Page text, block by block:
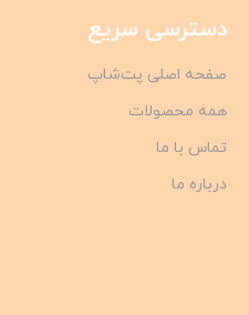
دسترسی سریع
صفحه اصلی پت‌شاپ
همه محصولات
تماس با ما
درباره ما